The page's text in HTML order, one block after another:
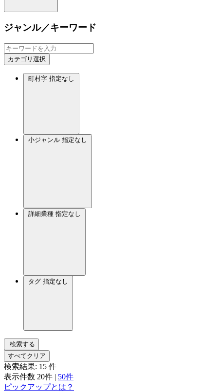
ジャンル／キーワード
カテゴリ選択
町村字 指定なし
小ジャンル 指定なし
詳細業種 指定なし
タグ 指定なし
検索する
すべてクリア
検索結果: 15 件
表示件数 20件 | 50件
ピックアップとは？